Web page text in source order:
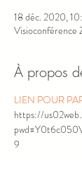
18 déc. 2020,
Visioconférence
À propos
LIEN POUR
https://
9